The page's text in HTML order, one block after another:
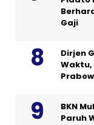
Gaji
Dirjen
Waktu,
BKN
Paruh